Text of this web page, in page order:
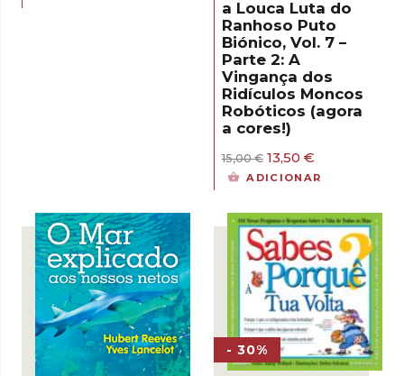
a Louca Luta do
Ranhoso Puto
Biónico, Vol. 7 –
Parte 2: A
Vingança dos
Ridículos Moncos
Robóticos (agora
a cores!)
15,00€ O
preço
original
15,00 €.
13,50 €O
preço
atual
13,50 €.
ADICIONAR
- 30%